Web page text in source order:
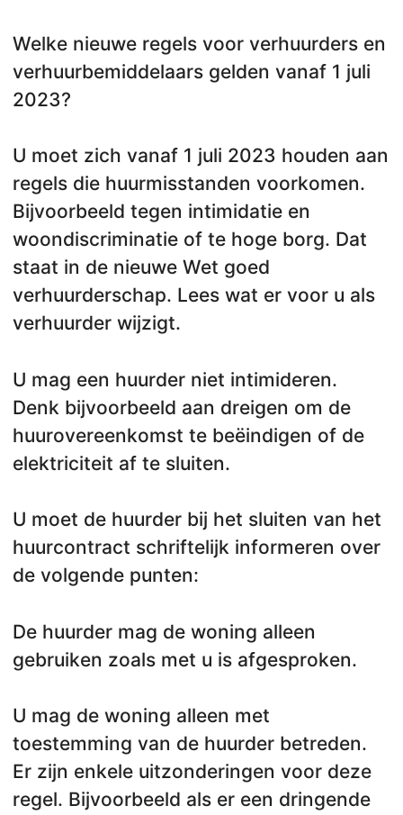
Welke nieuwe regels voor verhuurders en
verhuurbemiddelaars gelden vanaf 1 juli
2023?
U moet zich vanaf 1 juli 2023 houden aan
regels die huurmisstanden voorkomen.
Bijvoorbeeld tegen intimidatie en
woondiscriminatie of te hoge borg. Dat
staat in de nieuwe Wet goed
verhuurderschap. Lees wat er voor u als
verhuurder wijzigt.
U mag een huurder niet intimideren.
Denk bijvoorbeeld aan dreigen om de
huurovereenkomst te beëindigen of de
elektriciteit af te sluiten.
U moet de huurder bij het sluiten van het
huurcontract schriftelijk informeren over
de volgende punten:
De huurder mag de woning alleen
gebruiken zoals met u is afgesproken.
U mag de woning alleen met
toestemming van de huurder betreden.
Er zijn enkele uitzonderingen voor deze
regel. Bijvoorbeeld als er een dringende